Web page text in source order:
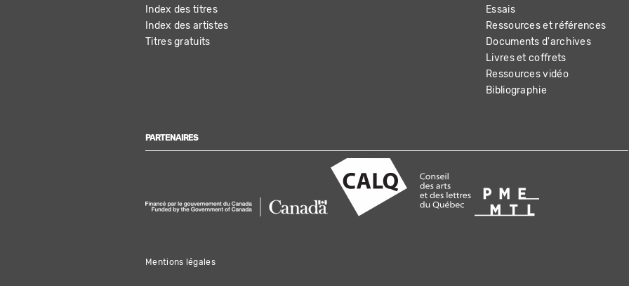
Index des titres
Index des artistes
Titres gratuits
Essais
Ressources et références
Documents d'archives
Livres et coffrets
Ressources vidéo
Bibliographie
PARTENAIRES
Mentions légales